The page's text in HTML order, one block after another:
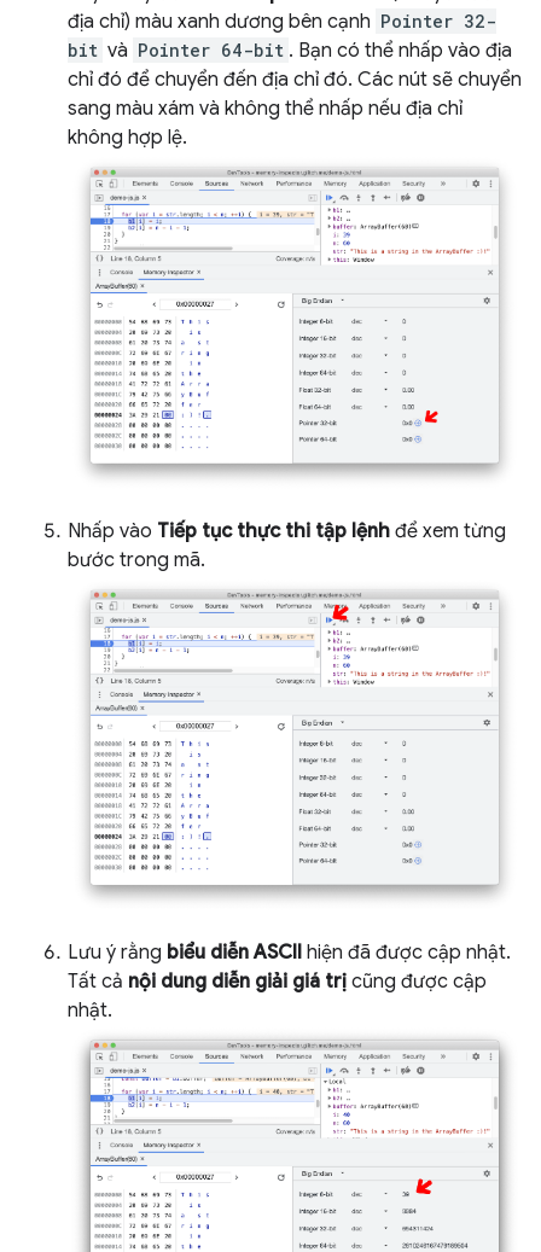
địa chỉ) màu xanh dương bên cạnh Pointer 32-
bit và Pointer 64-bit . Bạn có thể nhấp vào địa
chỉ đó để chuyển đến địa chỉ đó. Các nút sẽ chuyển
sang màu xám và không thể nhấp nếu địa chỉ
không hợp lệ.
Nhấp vào Tiếp tục thực thi tập lệnh để xem từng
bước trong mã.
Lưu ý rằng biểu diễn ASCII hiện đã được cập nhật.
Tất cả nội dung diễn giải giá trị cũng được cập
nhật.